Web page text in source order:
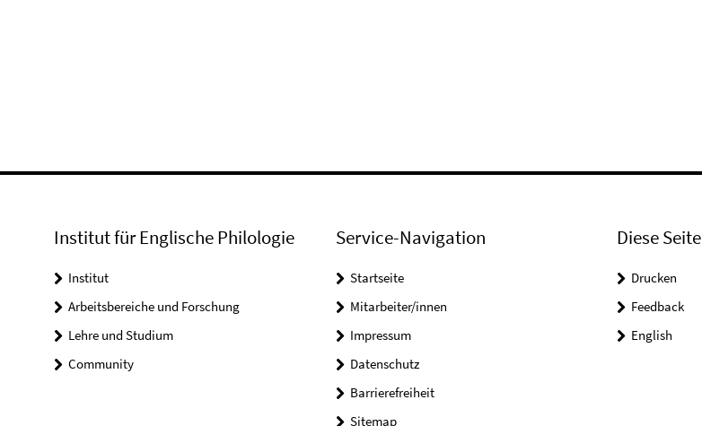
Institut für Englische Philologie
Institut
Arbeitsbereiche und Forschung
Lehre und Studium
Community
Service-Navigation
Startseite
Mitarbeiter/innen
Impressum
Datenschutz
Barrierefreiheit
Sitemap
Diese Seite
Drucken
Feedback
English